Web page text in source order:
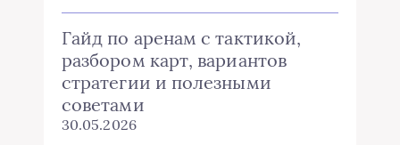
Гайд по аренам с тактикой,
разбором карт, вариантов
стратегии и полезными
советами
30.05.2026